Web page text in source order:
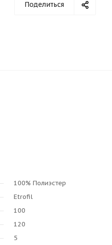
Поделиться
100% Полиэстер
Etrofil
100
120
5